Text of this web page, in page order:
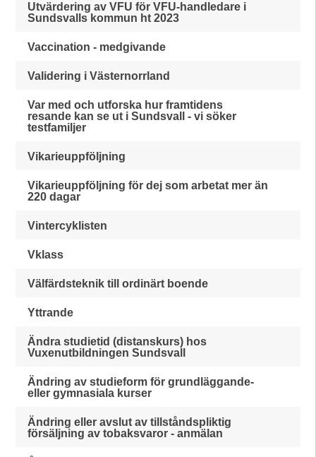
Utvärdering av VFU för VFU-handledare i
Sundsvalls kommun ht 2023
Vaccination - medgivande
Validering i Västernorrland
Var med och utforska hur framtidens
resande kan se ut i Sundsvall - vi söker
testfamiljer
Vikarieuppföljning
Vikarieuppföljning för dej som arbetat mer än
220 dagar
Vintercyklisten
Vklass
Välfärdsteknik till ordinärt boende
Yttrande
Ändra studietid (distanskurs) hos
Vuxenutbildningen Sundsvall
Ändring av studieform för grundläggande-
eller gymnasiala kurser
Ändring eller avslut av tillståndspliktig
försäljning av tobaksvaror - anmälan